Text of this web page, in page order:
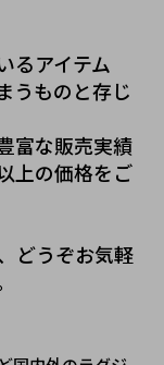
るアイテム
うものと存じ
富な販売実績
上の価格をご
どうぞお気軽